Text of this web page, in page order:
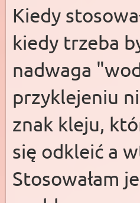
Kiedy
kiedy trzeba
nadwaga
przyklejeniu
znak kleju,
się odkleić a
Stosowałam